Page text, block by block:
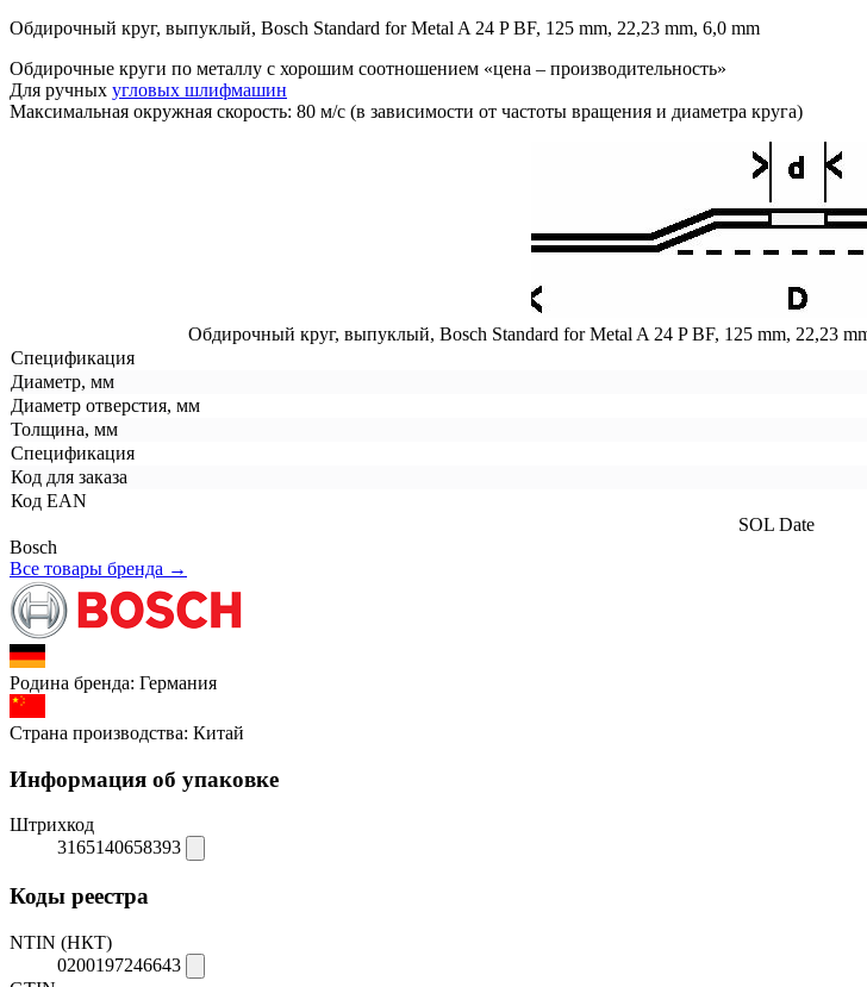
Обдирочный круг, выпуклый, Bosch Standard for Metal A 24 P BF, 125 mm, 22,23 mm, 6,0 mm
Обдирочные круги по металлу с хорошим соотношением «цена – производительность»
Для ручных угловых шлифмашин
Максимальная окружная скорость: 80 м/с (в зависимости от частоты вращения и диаметра круга)
Обдирочный круг, выпуклый, Bosch Standard for Metal A 24 P BF, 125 mm, 22,23
Спецификация
Диаметр, мм
Диаметр отверстия, мм
Толщина, мм
Спецификация
Код для заказа
Код EAN
SOL Date
Bosch
Все товары бренда →
Родина бренда: Германия
Страна производства: Китай
Информация об упаковке
Штрихкод
3165140658393
Коды реестра
NTIN (НКТ)
0200197246643